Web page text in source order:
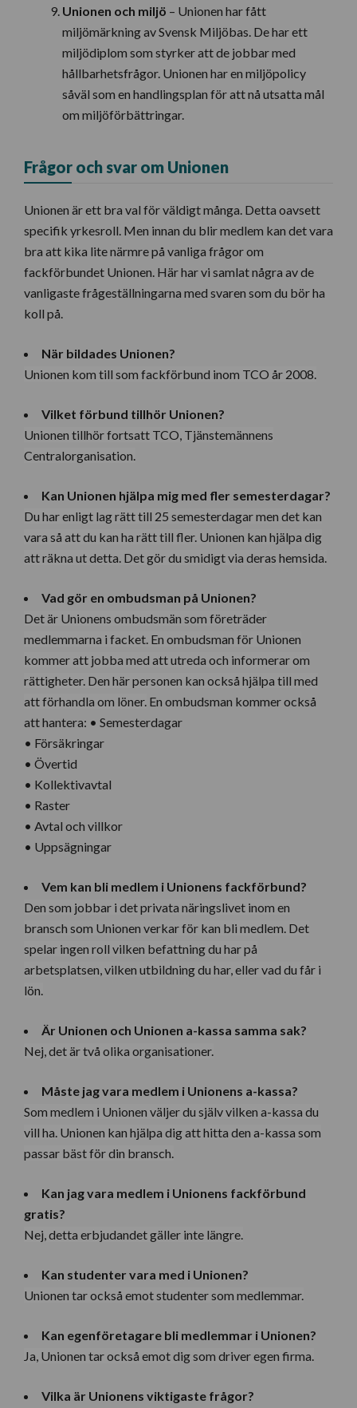
Unionen och miljö – Unionen har fått
miljömärkning av Svensk Miljöbas. De har ett
miljödiplom som styrker att de jobbar med
hållbarhetsfrågor. Unionen har en miljöpolicy
såväl som en handlingsplan för att nå utsatta mål
om miljöförbättringar.
Frågor och svar om Unionen
Unionen är ett bra val för väldigt många. Detta oavsett
specifik yrkesroll. Men innan du blir medlem kan det vara
bra att kika lite närmre på vanliga frågor om
fackförbundet Unionen. Här har vi samlat några av de
vanligaste frågeställningarna med svaren som du bör ha
koll på.
När bildades Unionen?
Unionen kom till som fackförbund inom TCO år 2008.
Vilket förbund tillhör Unionen?
Unionen tillhör fortsatt TCO, Tjänstemännens
Centralorganisation.
Kan Unionen hjälpa mig med fler semesterdagar?
Du har enligt lag rätt till 25 semesterdagar men det kan
vara så att du kan ha rätt till fler. Unionen kan hjälpa dig
att räkna ut detta. Det gör du smidigt via deras hemsida.
Vad gör en ombudsman på Unionen?
Det är Unionens ombudsmän som företräder
medlemmarna i facket. En ombudsman för Unionen
kommer att jobba med att utreda och informerar om
rättigheter. Den här personen kan också hjälpa till med
att förhandla om löner. En ombudsman kommer också
att hantera: • Semesterdagar
• Försäkringar
• Övertid
• Kollektivavtal
• Raster
• Avtal och villkor
• Uppsägningar
Vem kan bli medlem i Unionens fackförbund?
Den som jobbar i det privata näringslivet inom en
bransch som Unionen verkar för kan bli medlem. Det
spelar ingen roll vilken befattning du har på
arbetsplatsen, vilken utbildning du har, eller vad du får i
lön.
Är Unionen och Unionen a-kassa samma sak?
Nej, det är två olika organisationer.
Måste jag vara medlem i Unionens a-kassa?
Som medlem i Unionen väljer du själv vilken a-kassa du
vill ha. Unionen kan hjälpa dig att hitta den a-kassa som
passar bäst för din bransch.
Kan jag vara medlem i Unionens fackförbund
gratis?
Nej, detta erbjudandet gäller inte längre.
Kan studenter vara med i Unionen?
Unionen tar också emot studenter som medlemmar.
Kan egenföretagare bli medlemmar i Unionen?
Ja, Unionen tar också emot dig som driver egen firma.
Vilka är Unionens viktigaste frågor?